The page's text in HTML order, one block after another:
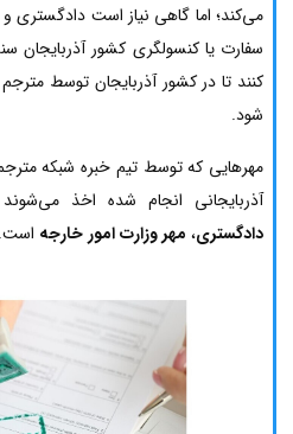
می‌کند؛ اما گاهی نیاز است
سفارت یا کنسولگری کشور آذربایجان
کنند تا در کشور آذربایجان توسط
شود.
مهرهایی که توسط تیم خبره شبکه
آذربایجانی انجام شده اخذ
دادگستری، مهر وزارت امور خارجه است.